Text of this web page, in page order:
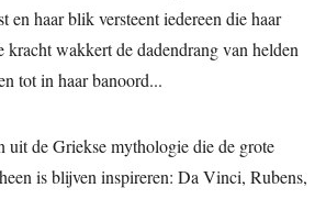
en haar blik versteent iedereen die haar
kracht wakkert de dadendrang van helden
tot in haar banoord...
uit de Griekse mythologie die de grote
is blijven inspireren: Da Vinci, Rubens,